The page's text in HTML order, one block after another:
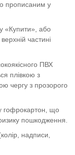
прописаним у
«Купити», або
частині
ПВХ
плівкою з
чергу з прозорого
гофрокартон, що
пошкодження.
надписи,